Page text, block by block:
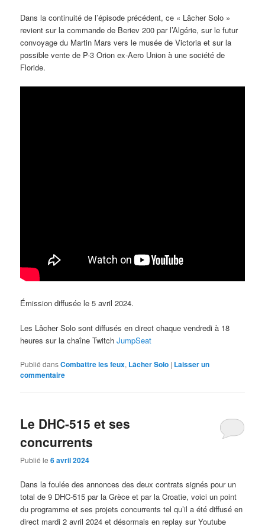
Dans la continuité de l’épisode précédent, ce « Lâcher Solo »
revient sur la commande de Beriev 200 par l’Algérie, sur le futur
convoyage du Martin Mars vers le musée de Victoria et sur la
possible vente de P-3 Orion ex-Aero Union à une société de
Floride.
Émission diffusée le 5 avril 2024.
Les Lâcher Solo sont diffusés en direct chaque vendredi à 18
heures sur la chaîne TwitchJumpSeat
Publié dansCombattre les feux, Lâcher Solo | Laisser un
commentaire
Le DHC-515 et ses
concurrents
Publié le6 avril 2024
Dans la foulée des annonces des deux contrats signés pour un
total de 9 DHC-515 par la Grèce et par la Croatie, voici un point
du programme et ses projets concurrents tel qu’il a été diffusé en
direct mardi 2 avril 2024 et désormais en replay sur Youtube